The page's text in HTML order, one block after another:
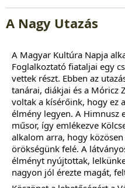
A Nagy Utazás
A Magyar Kultúra Napja
Foglalkoztató fiataljai egy
vettek részt. Ebben az
tanárai, diákjai és a Móricz
voltak a kísérőink, hogy ez
élmény legyen. A Himnusz
műsor, így emlékezve
alkalom arra, hogy
örökségünk felé. A
élményt nyújtottak,
nagyon jól érezte magát,